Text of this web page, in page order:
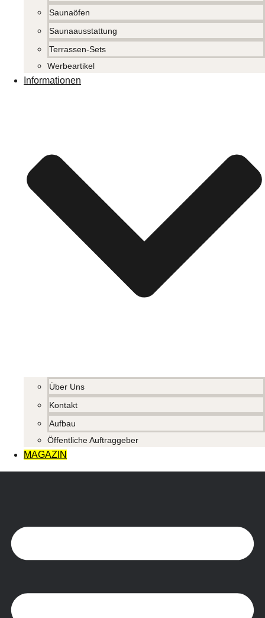
Saunaöfen
Saunaausstattung
Terrassen-Sets
Werbeartikel
Informationen
Über Uns
Kontakt
Aufbau
Öffentliche Auftraggeber
MAGAZIN